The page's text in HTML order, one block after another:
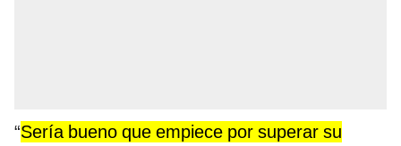
“Sería bueno que empiece por superar su